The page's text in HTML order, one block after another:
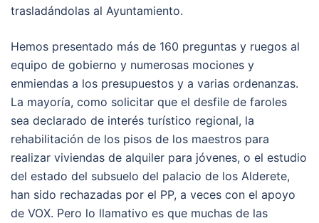
trasladándolas al Ayuntamiento.
Hemos presentado más de 160 preguntas y ruegos al
equipo de gobierno y numerosas mociones y
enmiendas a los presupuestos y a varias ordenanzas.
La mayoría, como solicitar que el desfile de faroles
sea declarado de interés turístico regional, la
rehabilitación de los pisos de los maestros para
realizar viviendas de alquiler para jóvenes, o el estudio
del estado del subsuelo del palacio de los Alderete,
han sido rechazadas por el PP, a veces con el apoyo
de VOX. Pero lo llamativo es que muchas de las